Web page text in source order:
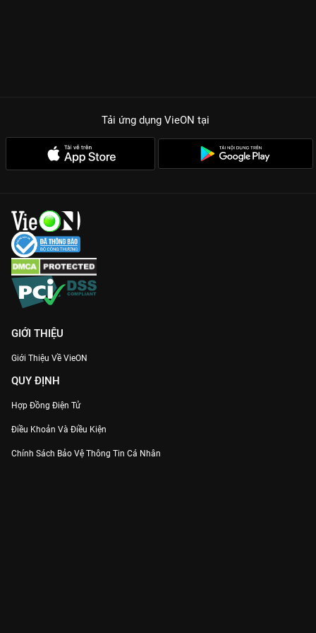
Tải ứng dụng VieON tại
GIỚI THIỆU
Giới Thiệu Về VieON
QUY ĐỊNH
Hợp Đồng Điện Tử
Điều Khoản Và Điều Kiện
Chính Sách Bảo Vệ Thông Tin Cá Nhân